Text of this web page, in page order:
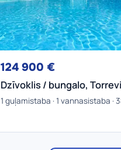
124 900 €
Dzīvoklis / bungalo,
1 guļamistaba · 1 vannasistaba ·